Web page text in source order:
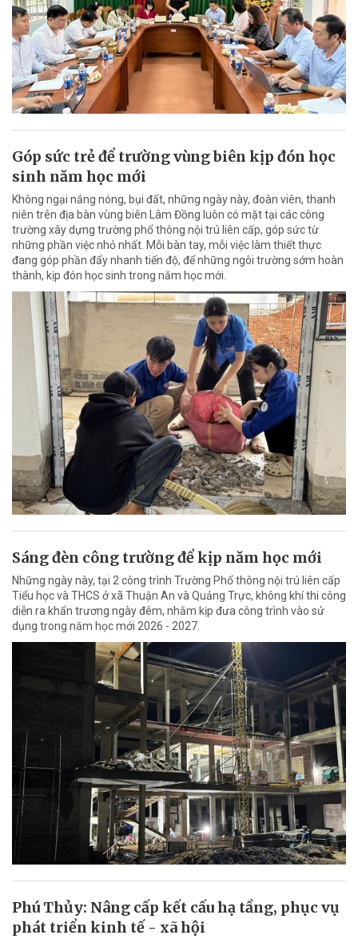
Góp sức trẻ để trường vùng biên kịp đón học
sinh năm học mới
Không ngại nắng nóng, bụi đất, những ngày này, đoàn viên, thanh
niên trên địa bàn vùng biên Lâm Đồng luôn có mặt tại các công
trường xây dựng trường phổ thông nội trú liên cấp, góp sức từ
những phần việc nhỏ nhất. Mỗi bàn tay, mỗi việc làm thiết thực
đang góp phần đẩy nhanh tiến độ, để những ngôi trường sớm hoàn
thành, kịp đón học sinh trong năm học mới.
Sáng đèn công trường để kịp năm học mới
Những ngày này, tại 2 công trình Trường Phổ thông nội trú liên cấp
Tiểu học và THCS ở xã Thuận An và Quảng Trực, không khí thi công
diễn ra khẩn trương ngày đêm, nhằm kịp đưa công trình vào sử
dụng trong năm học mới 2026 - 2027.
Phú Thủy: Nâng cấp kết cấu hạ tầng, phục vụ
phát triển kinh tế - xã hội